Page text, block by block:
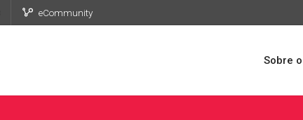
eCommunity
Sobre